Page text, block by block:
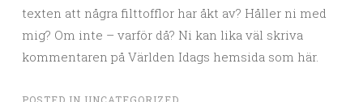
texten att några filttofflor har åkt av? Håller ni med
mig? Om inte – varför då? Ni kan lika väl skriva
kommentaren på Världen Idags hemsida som här.